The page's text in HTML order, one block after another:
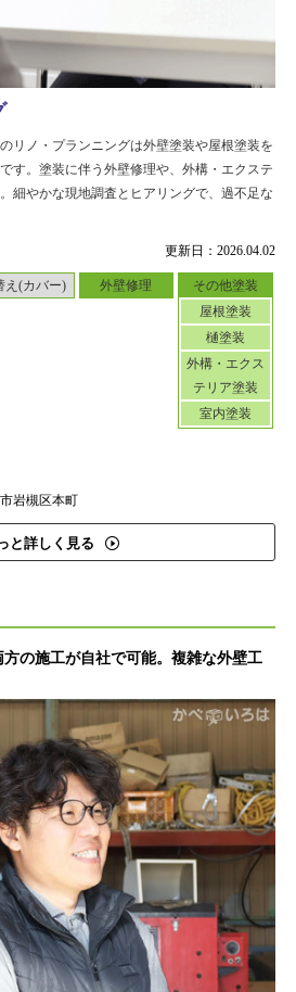
更新日：2026.04.02
え(カバー) 外壁修理
その他塗装
屋根塗装
樋塗装
外構・エクス
テリア塗装
室内塗装
岩槻区本町
と詳しく見る
リノ・プランニングは外壁塗装や屋根塗装を
す。塗装に伴う外壁修理や、外構・エクステ
細やかな現地調査とヒアリングで、過不足な
の施工が自社で可能。複雑な外壁工